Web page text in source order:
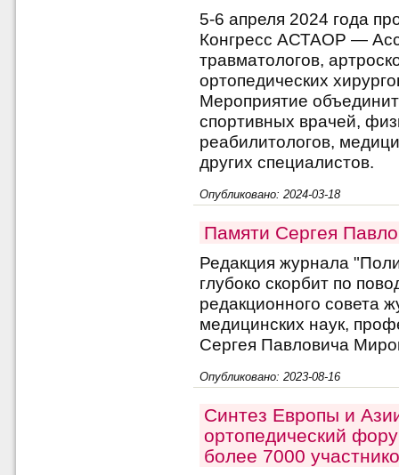
5-6 апреля 2024 года
Конгресс АСТАОР —
травматологов,
ортопедических
Мероприятие
спортивных врачей,
реабилитологов,
других специалистов.
Опубликовано: 2024-03-18
Памяти Сергея
Редакция журнала
глубоко скорбит по
редакционного совета
медицинских наук,
Сергея Павловича
Опубликовано: 2023-08-16
Синтез Европы и
ортопедический
более 7000